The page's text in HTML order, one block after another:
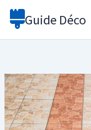
Aller
Guide Déco